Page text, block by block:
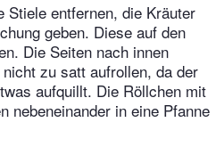
Stiele entfernen, die Kräuter
geben. Diese auf den
Die Seiten nach innen
zu satt aufrollen, da der
aufquillt. Die Röllchen mit
nebeneinander in eine Pfanne